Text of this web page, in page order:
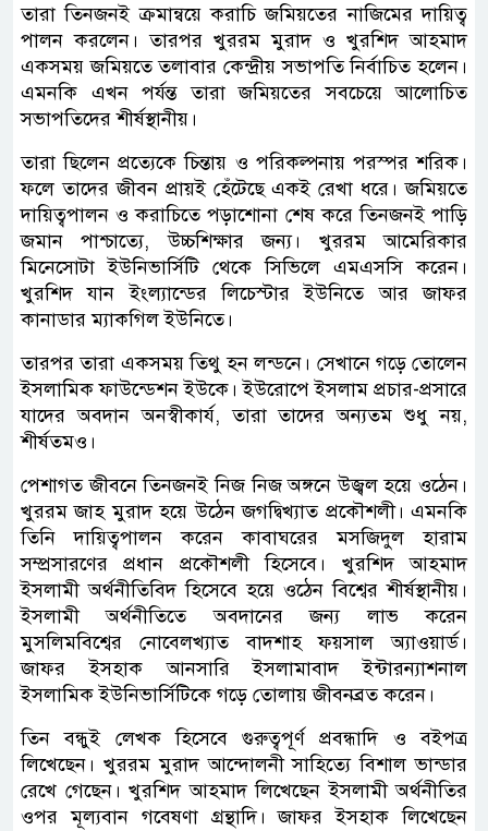
তারা তিনজনই ক্রমান্বয়ে করাচি জমিয়তের নাজিমের দায়িত্ব
পালন করলেন। তারপর খুররম মুরাদ ও খুরশিদ আহমাদ
একসময় জমিয়তে তলাবার কেন্দ্রীয় সভাপতি নির্বাচিত হলেন।
এমনকি এখন পর্যন্ত তারা জমিয়তের সবচেয়ে আলোচিত
সভাপতিদের শীর্ষস্থানীয়।
তারা ছিলেন প্রত্যেকে চিন্তায় ও পরিকল্পনায় পরস্পর শরিক।
ফলে তাদের জীবন প্রায়ই হেঁটেছে একই রেখা ধরে। জমিয়তে
দায়িত্বপালন ও করাচিতে পড়াশোনা শেষ করে তিনজনই পাড়ি
জমান পাশ্চাত্যে, উচ্চশিক্ষার জন্য। খুররম আমেরিকার
মিনেসোটা ইউনিভার্সিটি থেকে সিভিলে এমএসসি করেন।
খুরশিদ যান ইংল্যান্ডের লিচেস্টার ইউনিতে আর জাফর
কানাডার ম্যাকগিল ইউনিতে।
তারপর তারা একসময় তিথু হন লন্ডনে। সেখানে গড়ে তোলেন
ইসলামিক ফাউন্ডেশন ইউকে। ইউরোপে ইসলাম প্রচার-প্রসারে
যাদের অবদান অনস্বীকার্য, তারা তাদের অন্যতম শুধু নয়,
শীর্ষতমও।
পেশাগত জীবনে তিনজনই নিজ নিজ অঙ্গনে উজ্বল হয়ে ওঠেন।
খুররম জাহ মুরাদ হয়ে উঠেন জগদ্বিখ্যাত প্রকৌশলী। এমনকি
তিনি দায়িত্বপালন করেন কাবাঘরের মসজিদুল হারাম
সম্প্রসারণের প্রধান প্রকৌশলী হিসেবে। খুরশিদ আহমাদ
ইসলামী অর্থনীতিবিদ হিসেবে হয়ে ওঠেন বিশ্বের শীর্ষস্থানীয়।
ইসলামী অর্থনীতিতে অবদানের জন্য লাভ করেন
মুসলিমবিশ্বের নোবেলখ্যাত বাদশাহ ফয়সাল অ্যাওয়ার্ড।
জাফর ইসহাক আনসারি ইসলামাবাদ ইন্টারন্যাশনাল
ইসলামিক ইউনিভার্সিটিকে গড়ে তোলায় জীবনব্রত করেন।
তিন বন্ধুই লেখক হিসেবে গুরুত্বপূর্ণ প্রবন্ধাদি ও বইপত্র
লিখেছেন। খুররম মুরাদ আন্দোলনী সাহিত্যে বিশাল ভান্ডার
রেখে গেছেন। খুরশিদ আহমাদ লিখেছেন ইসলামী অর্থনীতির
ওপর মূল্যবান গবেষণা গ্রন্থাদি। জাফর ইসহাক লিখেছেন